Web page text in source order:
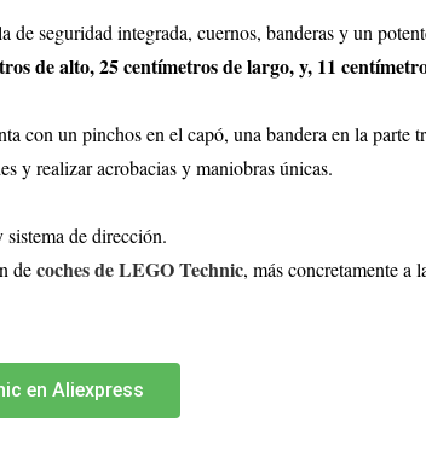
seguridad integrada, cuernos, banderas y un
de alto, 25 centímetros de largo, y, 11
con un pinchos en el capó, una bandera en la parte
y realizar acrobacias y maniobras únicas.
de dirección.
decoches de LEGO Technic, más concretamente a
en Aliexpress